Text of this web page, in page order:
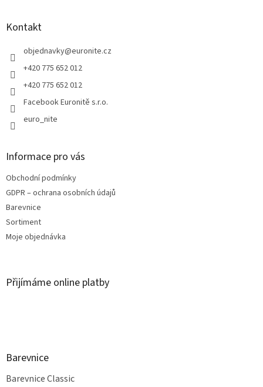
Kontakt
objednavky@euronite.cz
+420 775 652 012
+420 775 652 012
Facebook Euronitě s.r.o.
euro_nite
Informace pro vás
Obchodní podmínky
GDPR – ochrana osobních údajů
Barevnice
Sortiment
Moje objednávka
Přijímáme online platby
Barevnice
Barevnice Classic